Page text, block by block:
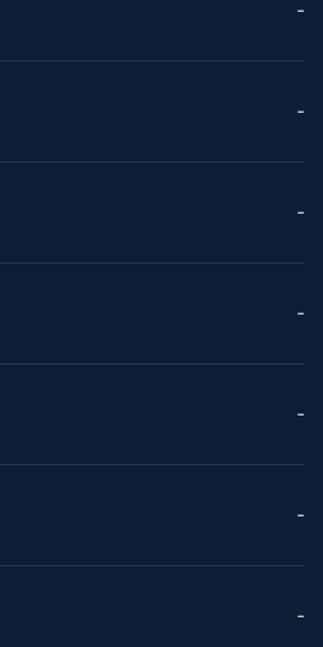
--
--
--
--
--
--
--